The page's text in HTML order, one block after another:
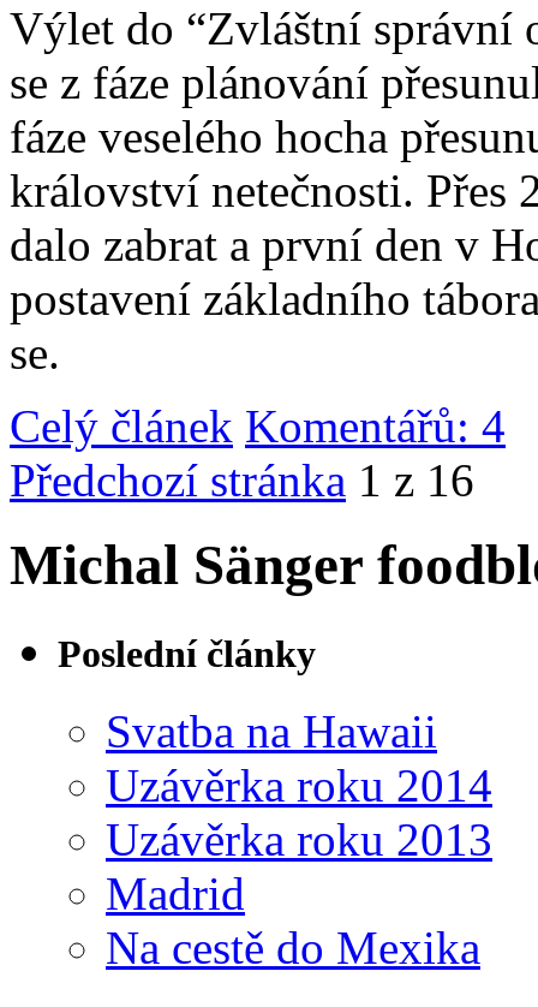
Výlet do “Zvláštní správní
se z fáze plánování
fáze veselého hocha
království netečnosti. Přes
dalo zabrat a první den v
postavení základního
se.
Celý článek Komentářů: 4
Předchozí stránka 1 z 16
Michal Sänger
Poslední články
Svatba na Hawaii
Uzávěrka roku 2014
Uzávěrka roku 2013
Madrid
Na cestě do Mexika